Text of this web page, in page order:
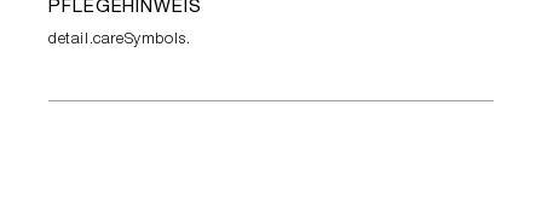
PFLEGEHINWEIS
detail.careSymbols.